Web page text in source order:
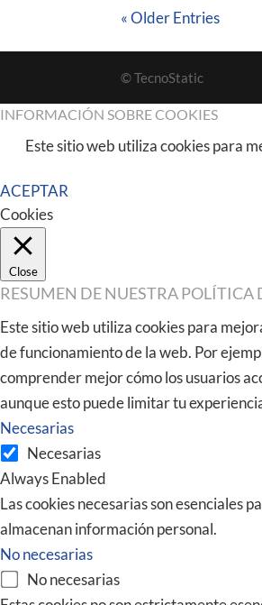
« Older Entries
© TecnoStatic
INFORMACIÓN SOBRE COOKIES
Este sitio web utiliza cookies para
ACEPTAR
Cookies
Close
RESUMEN DE NUESTRA POLÍTICA
Este sitio web utiliza cookies para
de funcionamiento de la web. Por
comprender mejor cómo los usuarios
aunque esto puede limitar tu
Necesarias
Necesarias
Always Enabled
Las cookies necesarias son esenciales
almacenan información personal.
No necesarias
No necesarias